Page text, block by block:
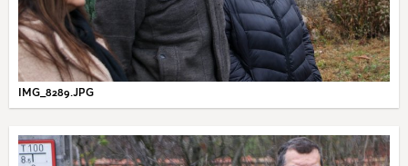
IMG_8289.JPG